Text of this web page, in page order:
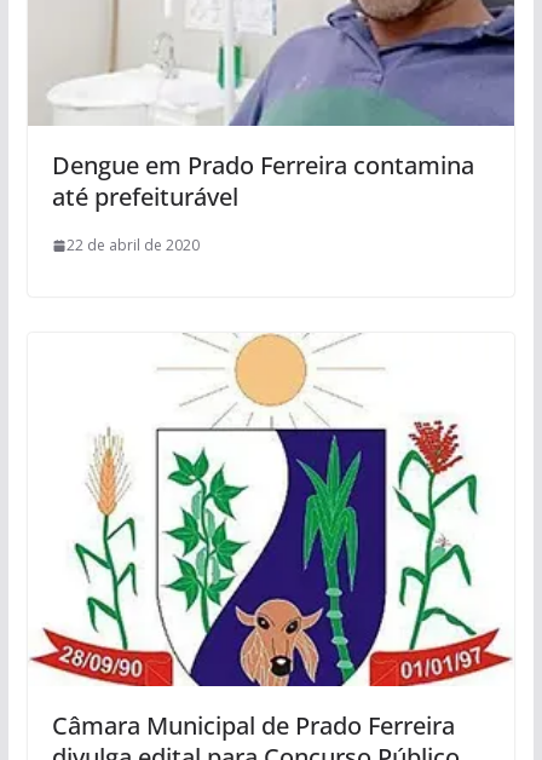
Dengue em Prado Ferreira contamina
até prefeiturável
22 de abril de 2020
Câmara Municipal de Prado Ferreira